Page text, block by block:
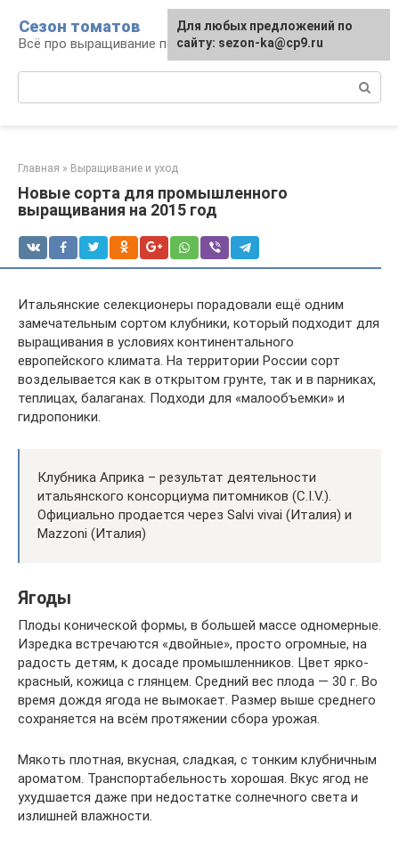
контенту
Сезон томатов
Всё про выращивание помидоров
Главная » Выращивание и уход
Новые сорта для промышленного
выращивания на 2015 год
Итальянские селекционеры порадовали ещё одним
замечательным сортом клубники, который подходит для
выращивания в условиях континентального
европейского климата. На территории России сорт
возделывается как в открытом грунте, так и в парниках,
теплицах, балаганах. Подходи для «малообъемки» и
гидропоники.
Клубника Априка – результат деятельности
итальянского консорциума питомников (С.I.V.).
Официально продается через Salvi vivai (Италия) и
Mazzoni (Италия)
Ягоды
Плоды конической формы, в большей массе одномерные.
Изредка встречаются «двойные», просто огромные, на
радость детям, к досаде промышленников. Цвет ярко-
красный, кожица с глянцем. Средний вес плода — 30 г. Во
время дождя ягода не вымокает. Размер выше среднего
сохраняется на всём протяжении сбора урожая.
Мякоть плотная, вкусная, сладкая, с тонким клубничным
ароматом. Транспортабельность хорошая. Вкус ягод не
ухудшается даже при недостатке солнечного света и
излишней влажности.
Для любых предложений по
сайту: sezon-ka@cp9.ru